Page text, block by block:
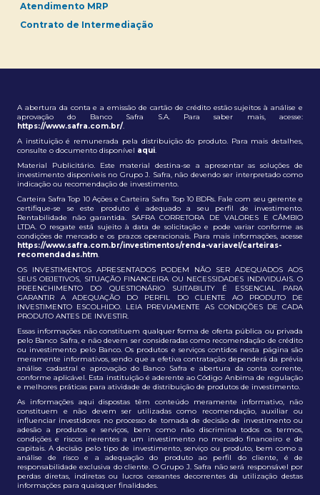
Atendimento MRP
Contrato de Intermediação
A abertura da conta e a emissão de cartão de crédito estão sujeitos à análise e
aprovação do Banco Safra S.A. Para saber mais, acesse:
https://www.safra.com.br/.
A instituição é remunerada pela distribuição do produto. Para mais detalhes,
consulte o documento disponível aqui.
Material Publicitário. Este material destina-se a apresentar as soluções de
investimento disponíveis no Grupo J. Safra, não devendo ser interpretado como
indicação ou recomendação de investimento.
Carteira Safra Top 10 Ações e Carteira Safra Top 10 BDRs. Fale com seu gerente e
certifique-se se este produto é adequado a seu perfil de investimento.
Rentabilidade não garantida. SAFRA CORRETORA DE VALORES E CÂMBIO
LTDA. O resgate está sujeito à data de solicitação e pode variar conforme as
condições de mercado e os prazos operacionais. Para mais informações, acesse
https://www.safra.com.br/investimentos/renda-variavel/carteiras-
recomendadas.htm.
OS INVESTIMENTOS APRESENTADOS PODEM NÃO SER ADEQUADOS AOS
SEUS OBJETIVOS, SITUAÇÃO FINANCEIRA OU NECESSIDADES INDIVIDUAIS. O
PREENCHIMENTO DO QUESTIONÁRIO SUITABILITY É ESSENCIAL PARA
GARANTIR A ADEQUAÇÃO DO PERFIL DO CLIENTE AO PRODUTO DE
INVESTIMENTO ESCOLHIDO. LEIA PREVIAMENTE AS CONDIÇÕES DE CADA
PRODUTO ANTES DE INVESTIR.
Essas informações não constituem qualquer forma de oferta pública ou privada
pelo Banco Safra, e não devem ser consideradas como recomendação de crédito
ou investimento pelo Banco. Os produtos e serviços contidos nesta página são
meramente informativos, sendo que a efetiva contratação dependerá da prévia
análise cadastral e aprovação do Banco Safra e abertura da conta corrente,
conforme aplicável. Esta instituição é aderente ao Código Anbima de regulação
e melhores práticas para atividade de distribuição de produtos de investimento.
As informações aqui dispostas têm conteúdo meramente informativo, não
constituem e não devem ser utilizadas como recomendação, auxiliar ou
influenciar investidores no processo de tomada de decisão de investimento ou
adesão a produtos e serviços, bem como não discrimina todos os termos,
condições e riscos inerentes a um investimento no mercado financeiro e de
capitais. A decisão pelo tipo de investimento, serviço ou produto, bem como a
análise de risco e a adequação do produto ao perfil do cliente, é de
responsabilidade exclusiva do cliente. O Grupo J. Safra não será responsável por
perdas diretas, indiretas ou lucros cessantes decorrentes da utilização destas
informações para quaisquer finalidades.